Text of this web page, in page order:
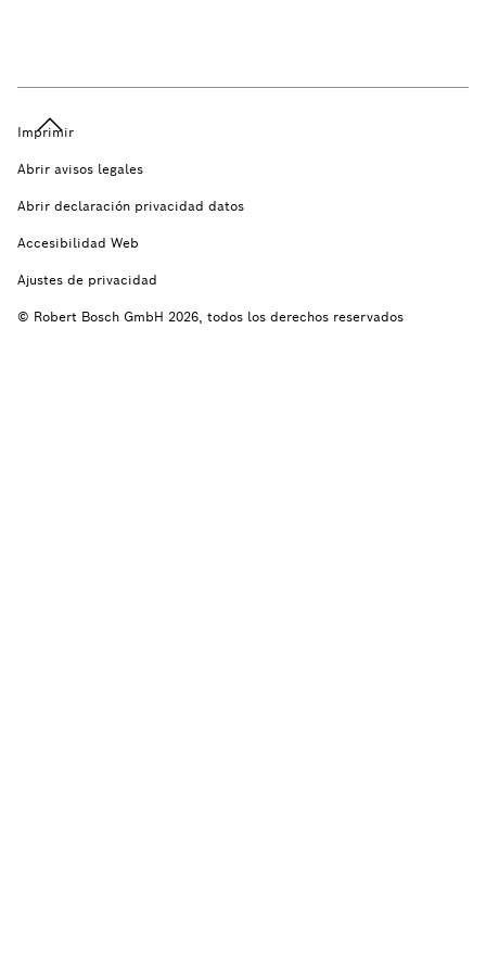
Imprimir
Abrir avisos legales
Abrir declaración privacidad datos
Accesibilidad Web
Ajustes de privacidad
© Robert Bosch GmbH 2026, todos los derechos reservados